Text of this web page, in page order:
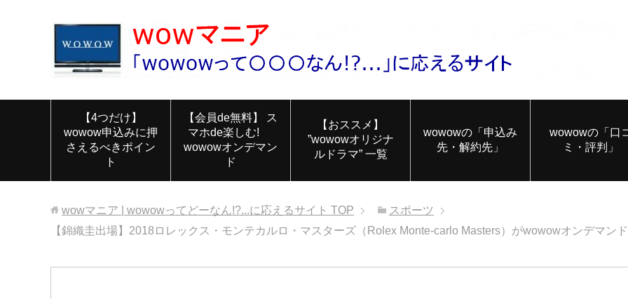
【4つだけ】
wowow申込みに押
さえるべきポイン
ト
【会員de無料】 ス
マホde楽しむ!
wowowオンデマン
ド
【おススメ】
”wowowオリジナ
ルドラマ” 一覧
wowowの「申込み
先・解約先」
wowowの「口
ミ・評判」
wowマニア | wowowってどーなん!?...に応えるサイト TOP
スポーツ
【錦織圭出場】2018ロレックス・モンテカルロ・マスターズ（Rolex Monte-carlo Masters）がwowowオンデマン